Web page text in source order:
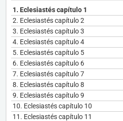
audio
1. Eclesiastés capítulo 1
2. Eclesiastés capítulo 2
3. Eclesiastés capítulo 3
4. Eclesiastés capítulo 4
5. Eclesiastés capítulo 5
6. Eclesiastés capítulo 6
7. Eclesiastés capítulo 7
8. Eclesiastés capítulo 8
9. Eclesiastés capítulo 9
10. Eclesiastés capítulo 10
11. Eclesiastés capítulo 11